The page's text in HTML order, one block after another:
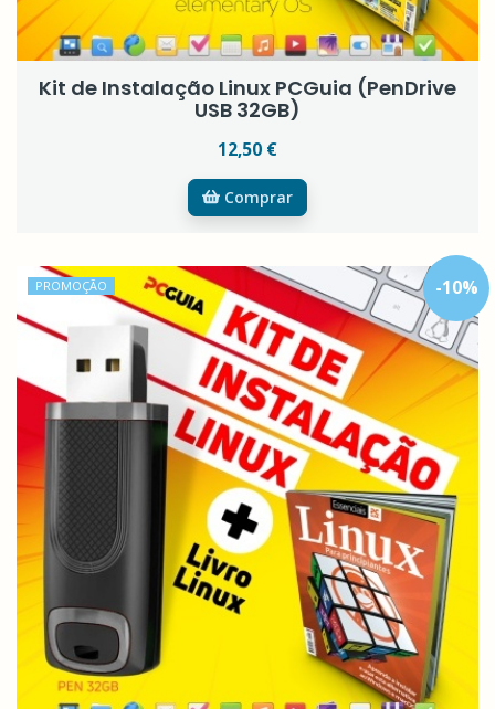
Kit de Instalação Linux PCGuia (PenDrive
USB 32GB)
12,50 €
Comprar
-10%
PROMOÇÃO